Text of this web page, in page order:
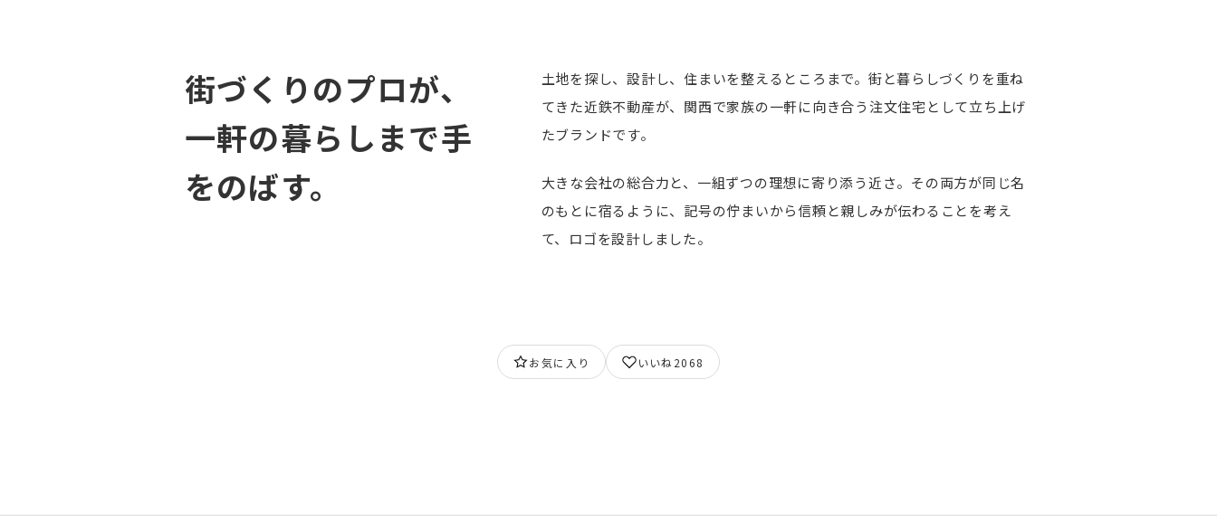
街づくりのプロが、
一軒の暮らしまで手
をのばす。
土地を探し、設計し、住まいを整えるところまで。街と暮らしづくりを重ね
てきた近鉄不動産が、関西で家族の一軒に向き合う注文住宅として立ち上げ
たブランドです。
大きな会社の総合力と、一組ずつの理想に寄り添う近さ。その両方が同じ名
のもとに宿るように、記号の佇まいから信頼と親しみが伝わることを考え
て、ロゴを設計しました。
お気に入り いいね 2068